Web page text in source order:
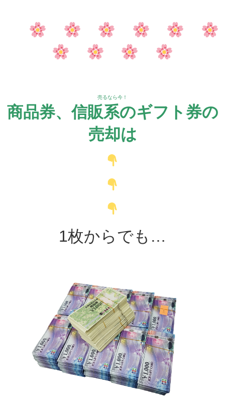
売るなら今！
商品券、信販系のギフト券の
売却は
1枚からでも…